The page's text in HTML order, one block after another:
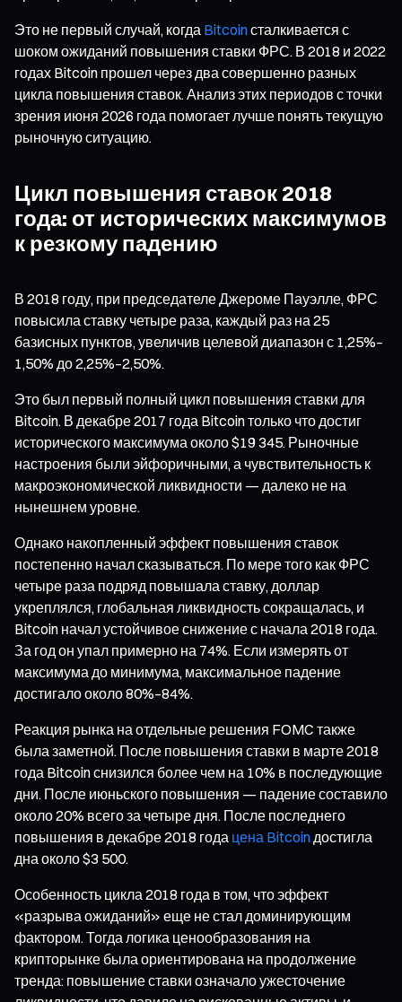
Это не первый случай, когда Bitcoinсталкивается с
шоком ожиданий повышения ставки ФРС. В 2018 и 2022
годах Bitcoin прошел через два совершенно разных
цикла повышения ставок. Анализ этих периодов с точки
зрения июня 2026 года помогает лучше понять текущую
рыночную ситуацию.
Цикл повышения ставок 2018
года: от исторических максимумов
к резкому падению
В 2018 году, при председателе Джероме Пауэлле, ФРС
повысила ставку четыре раза, каждый раз на 25
базисных пунктов, увеличив целевой диапазон с 1,25%–
1,50% до 2,25%–2,50%.
Это был первый полный цикл повышения ставки для
Bitcoin. В декабре 2017 года Bitcoin только что достиг
исторического максимума около $19 345. Рыночные
настроения были эйфоричными, а чувствительность к
макроэкономической ликвидности — далеко не на
нынешнем уровне.
Однако накопленный эффект повышения ставок
постепенно начал сказываться. По мере того как ФРС
четыре раза подряд повышала ставку, доллар
укреплялся, глобальная ликвидность сокращалась, и
Bitcoin начал устойчивое снижение с начала 2018 года.
За год он упал примерно на 74%. Если измерять от
максимума до минимума, максимальное падение
достигало около 80%–84%.
Реакция рынка на отдельные решения FOMC также
была заметной. После повышения ставки в марте 2018
года Bitcoin снизился более чем на 10% в последующие
дни. После июньского повышения — падение составило
около 20% всего за четыре дня. После последнего
повышения в декабре 2018 года цена Bitcoin достигла
дна около $3 500.
Особенность цикла 2018 года в том, что эффект
«разрыва ожиданий» еще не стал доминирующим
фактором. Тогда логика ценообразования на
крипторынке была ориентирована на продолжение
тренда: повышение ставки означало ужесточение